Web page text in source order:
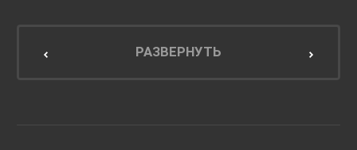
Мебель для кухниРАЗВЕРНУТЬ